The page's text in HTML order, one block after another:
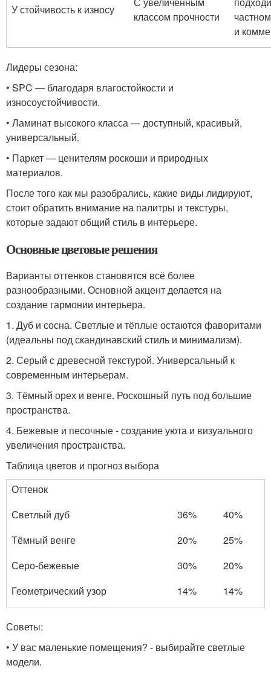
У стойчивость к износу
классом прочности
и
Лидеры сезона:
• SPC — благодаря влагостойкости и
износоустойчивости.
• Ламинат высокого класса — доступный, красивый,
универсальный.
• Паркет — ценителям роскоши и природных
материалов.
После того как мы разобрались, какие виды лидируют,
стоит обратить внимание на палитры и текстуры,
которые задают общий стиль в интерьере.
Основные цветовые решения
Варианты оттенков становятся всё более
разнообразными. Основной акцент делается на
создание гармонии интерьера.
1. Дуб и сосна. Светлые и тёплые остаются фаворитами
(идеальны под скандинавский стиль и минимализм).
2. Серый с древесной текстурой. Универсальный к
современным интерьерам.
3. Тёмный орех и венге. Роскошный путь под большие
пространства.
4. Бежевые и песочные - создание уюта и визуального
увеличения пространства.
Таблица цветов и прогноз выбора
Оттенок
Светлый дуб
36%
40%
Тёмный венге
20%
25%
Серо-бежевые
30%
20%
Геометрический узор
14% 14%
Советы:
• У вас маленькие помещения? - выбирайте светлые
модели.